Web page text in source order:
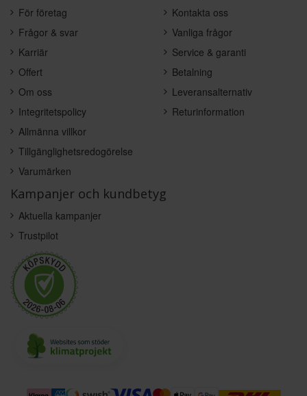
För företag
Frågor & svar
Karriär
Offert
Om oss
Integritetspolicy
Allmänna villkor
Tillgänglighetsredogörelse
Varumärken
Kontakta oss
Vanliga frågor
Service & garanti
Betalning
Leveransalternativ
Returinformation
Kampanjer och kundbetyg
Aktuella kampanjer
Trustpilot